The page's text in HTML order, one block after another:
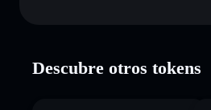
Descubre otros tokens